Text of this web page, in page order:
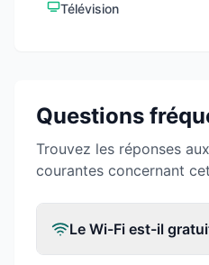
Télévision
Questions
Trouvez les réponses
courantes concernant
Le Wi-Fi est-il